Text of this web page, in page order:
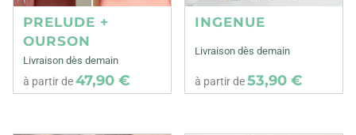
PRELUDE +
OURSON
Livraison dès demain
à partir de47,90 €
INGENUE
Livraison dès demain
à partir de53,90 €